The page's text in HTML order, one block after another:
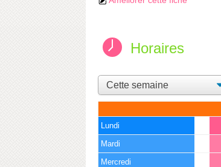
Horaires
Lundi
Mardi
Mercredi